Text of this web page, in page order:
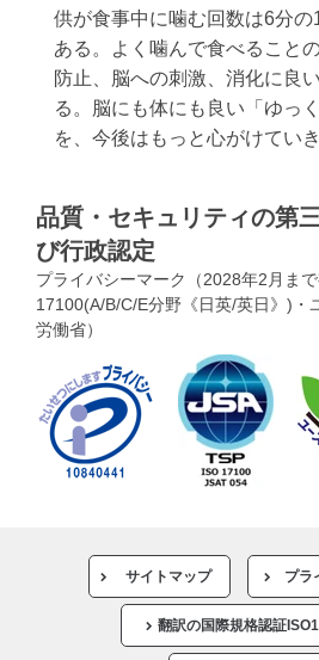
供が食事中に噛む回数は6分
ある。よく噛んで食べること
防止、脳への刺激、消化に良
る。脳にも体にも良い「ゆっ
を、今後はもっと心がけてい
品質・セキュリティの第
び行政認定
プライバシーマーク（2028年2月ま
17100(A/B/C/E分野《日英/英日》)・
労働省）
サイトマップ プラ
翻訳の国際規格認証